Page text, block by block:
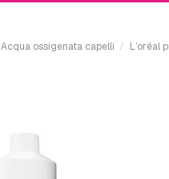
Acqua ossigenata capelli L’oréal